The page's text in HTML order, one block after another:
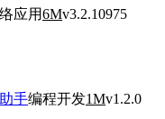
应用6Mv3.2.10975
手编程开发1Mv1.2.0